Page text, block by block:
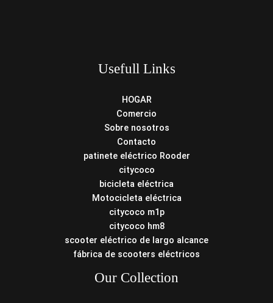
Usefull Links
HOGAR
Comercio
Sobre nosotros
Contacto
patinete eléctrico Rooder
citycoco
bicicleta eléctrica
Motocicleta eléctrica
citycoco m1p
citycoco hm8
scooter eléctrico de largo alcance
fábrica de scooters eléctricos
Our Collection